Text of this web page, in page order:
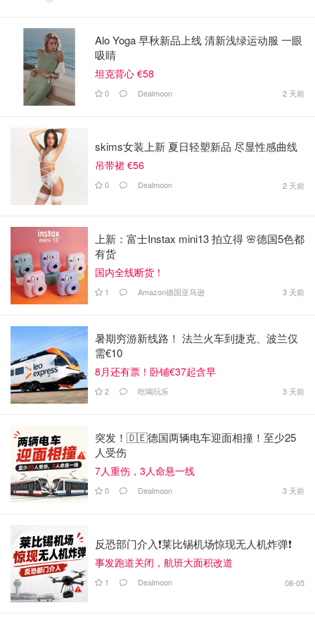
Alo Yoga 早秋新品上线 清新浅绿运动服 一眼
吸睛
坦克背心 €58
0 Dealmoon 2 天前
skims女装上新 夏日轻塑新品 尽显性感曲线
吊带裙 €56
0 Dealmoon 2 天前
上新：富士Instax mini13 拍立得 🌸德国5色都
有货
国内全线断货！
1 Amazon德国亚马逊 3 天前
暑期穷游新线路！ 法兰火车到捷克、波兰仅
需€10
8月还有票！卧铺€37起含早
2 吃喝玩乐 3 天前
突发！🇩🇪德国两辆电车迎面相撞！至少25
人受伤
7人重伤，3人命悬一线
0 Dealmoon 3 天前
反恐部门介入❗️莱比锡机场惊现无人机炸弹❗️
事发跑道关闭，航班大面积改道
1 Dealmoon 08-05